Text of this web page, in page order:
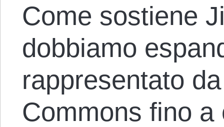
Come sostiene
dobbiamo
rappresentato
Commons fino